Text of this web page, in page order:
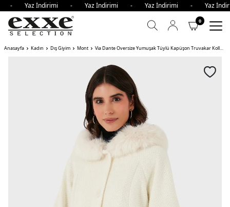
- Yaz İndirimi - Yaz İndirimi - Yaz İndirimi -
0
Anasayfa Kadın Dış Giyim Mont Via Dante Oversize Yumuşak Tüylü Kapüşon Truvakar Kollu Bayan Mont